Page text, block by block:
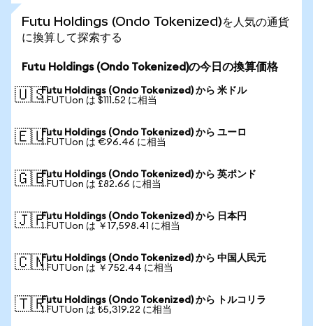
Futu Holdings (Ondo Tokenized)を人気の通貨
に換算して探索する
Futu Holdings (Ondo Tokenized)の今日の換算価格
🇺🇸Futu Holdings (Ondo Tokenized) から 米ドル
1 FUTUon は $111.52 に相当
🇪🇺Futu Holdings (Ondo Tokenized) から ユーロ
1 FUTUon は €96.46 に相当
🇬🇧Futu Holdings (Ondo Tokenized) から 英ポンド
1 FUTUon は £82.66 に相当
🇯🇵Futu Holdings (Ondo Tokenized) から 日本円
1 FUTUon は ￥17,598.41 に相当
🇨🇳Futu Holdings (Ondo Tokenized) から 中国人民元
1 FUTUon は ￥752.44 に相当
🇹🇷Futu Holdings (Ondo Tokenized) から トルコリラ
1 FUTUon は ₺5,319.22 に相当